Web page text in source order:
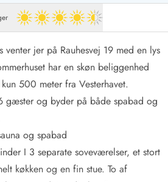
4.5 ud af 5
venter jer på Rauhesvej 19 med en lys
har en skøn beliggenhed
500 meter fra Vesterhavet.
gæster og byder på både spabad og
og spabad
I 3 separate soveværelser, et stort
køkken og en fin stue. To af